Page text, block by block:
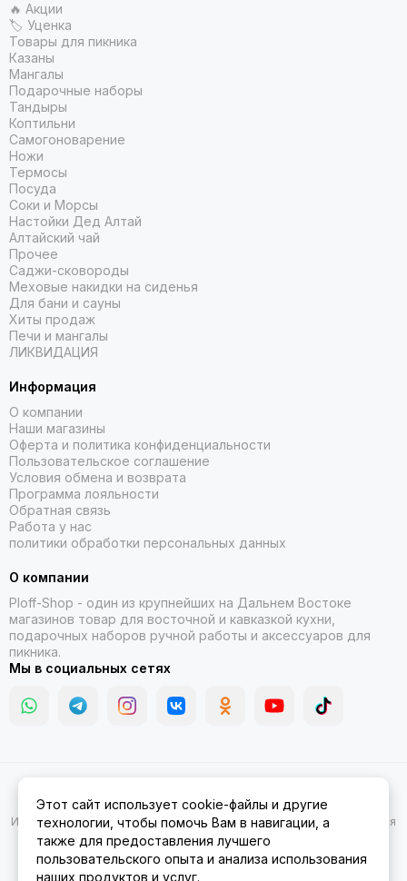
🔥 Акции
🏷 Уценка
Товары для пикника
Казаны
Мангалы
Подарочные наборы
Тандыры
Коптильни
Самогоноварение
Ножи
Термосы
Посуда
Соки и Морсы
Настойки Дед Алтай
Алтайский чай
Прочее
Саджи-сковороды
Меховые накидки на сиденья
Для бани и сауны
Хиты продаж
Печи и мангалы
ЛИКВИДАЦИЯ
Информация
О компании
Наши магазины
Оферта и политика конфиденциальности
Пользовательское соглашение
Условия обмена и возврата
Программа лояльности
Обратная связь
Работа у нас
политики обработки персональных данных
О компании
Ploff-Shop - один из крупнейших на Дальнем Востоке
магазинов товар для восточной и кавказкой кухни,
подарочных наборов ручной работы и аксессуаров для
пикника.
Мы в социальных сетях
Амуре.Карта сайта
Информация на сайте носит ознакомительный характер и не является
публичной офертой.
Этот сайт использует cookie-файлы и другие
технологии, чтобы помочь Вам в навигации, а
также для предоставления лучшего
пользовательского опыта и анализа использования
наших продуктов и услуг.